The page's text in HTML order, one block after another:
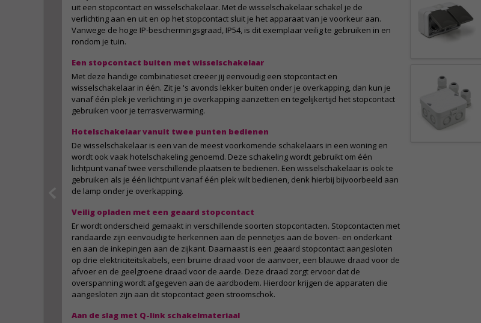
uit een stopcontact en wisselschakelaar. Met de wisselschakelaar schakel je de
verlichting aan en uit en op het stopcontact sluit je het apparaat van je voorkeur aan.
Vanwege de hoge IP-beschermingsgraad, IP54, is dit exemplaar veilig te gebruiken in en
rondom je tuin.
Een stopcontact buiten met wisselschakelaar
Met deze handige combinatieset creëer jij eenvoudig een stopcontact en
wisselschakelaar in één. Zit je 's avonds lekker buiten onder je overkapping, dan kun je
vanaf één plek je verlichting in je overkapping aanzetten en tegelijkertijd het stopcontact
gebruiken voor je terrasverwarming.
Hotelschakelaar vanuit twee punten bedienen
De wisselschakelaar is een van de meest voorkomende schakelaars in een woning en
wordt ook vaak hotelschakeling genoemd. Deze schakeling wordt gebruikt om één
lichtpunt vanaf twee verschillende plaatsen te bedienen. Een wisselschakelaar is ook te
gebruiken als je één lichtpunt vanaf één plek wilt bedienen, denk hierbij bijvoorbeeld aan
de lamp onder je overkapping.
Veilig opladen met een geaard stopcontact
Er wordt onderscheid gemaakt in verschillende soorten stopcontacten. Stopcontacten met
randaarde zijn eenvoudig te herkennen aan de pennetjes aan de boven- en onderkant
en aan de inkepingen aan de zijkant. Daarnaast is een geaard stopcontact aangesloten
op drie elektriciteitskabels, een bruine draad voor de aanvoer, een blauwe draad voor de
afvoer en de geelgroene draad voor de aarde. Deze draad zorgt ervoor dat de
overspanning wordt afgegeven aan de aardbodem. Hierdoor krijgen de apparaten die
aangesloten zijn aan dit stopcontact geen stroomschok.
Aan de slag met Q-link schakelmateriaal